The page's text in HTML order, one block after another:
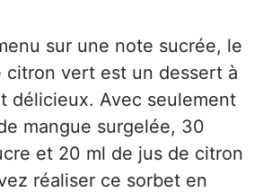
sur une note sucrée, le
citron vert est un dessert à
délicieux. Avec seulement
mangue surgelée, 30
et 20 ml de jus de citron
réaliser ce sorbet en